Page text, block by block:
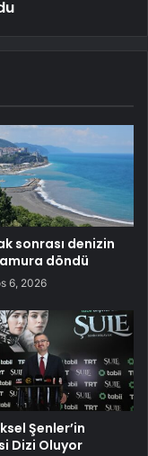
sonrası denizin
döndü
6, 2026
Şenler’in
Dizi Oluyor